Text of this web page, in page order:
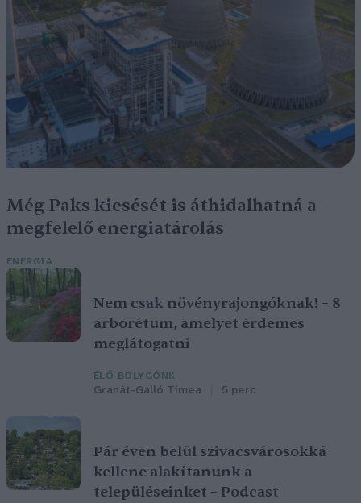
Még Paks kiesését is áthidalhatná a
megfelelő energiatárolás
ENERGIA
Nem csak növényrajongóknak! – 8
arborétum, amelyet érdemes
meglátogatni
ÉLŐ BOLYGÓNK
Granát-Galló Tímea 5 perc
Pár éven belül szivacsvárosokká
kellene alakítanunk a
településeinket – Podcast